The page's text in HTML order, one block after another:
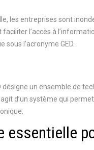
les entreprises sont
l’accès à
l’acronyme GED.
désigne un ensemble de
d’un système qui
essentielle